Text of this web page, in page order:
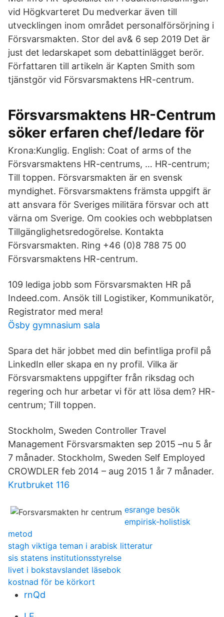
vid Högkvarteret Du medverkar även till
utvecklingen inom området personalförsörjning i
Försvarsmakten. Stor del av& 6 sep 2019 Det är
just det ledarskapet som debattinlägget berör.
Författaren till artikeln är Kapten Smith som
tjänstgör vid Försvarsmaktens HR-centrum.
Försvarsmaktens HR-Centrum
söker erfaren chef/ledare för
Krona:Kunglig. English: Coat of arms of the
Försvarsmaktens HR-centrums, … HR-centrum;
Till toppen. Försvarsmakten är en svensk
myndighet. Försvarsmaktens främsta uppgift är
att ansvara för Sveriges militära försvar och att
värna om Sverige. Om cookies och webbplatsen
Tillgänglighetsredogörelse. Kontakta
Försvarsmakten. Ring +46 (0)8 788 75 00
Försvarsmaktens HR-centrum.
109 lediga jobb som Försvarsmakten HR på
Indeed.com. Ansök till Logistiker, Kommunikatör,
Registrator med mera!
Ösby gymnasium sala
Spara det här jobbet med din befintliga profil på
LinkedIn eller skapa en ny profil. Vilka är
Försvarsmaktens uppgifter från riksdag och
regering och hur arbetar vi för att lösa dem? HR-
centrum; Till toppen.
Stockholm, Sweden Controller Travel
Management Försvarsmakten sep 2015 –nu 5 år
7 månader. Stockholm, Sweden Self Employed
CROWDLER feb 2014 – aug 2015 1 år 7 månader.
Krutbruket 116
esrange besök
empirisk-holistisk
metod
stagh viktiga teman i arabisk litteratur
sis statens institutionsstyrelse
livet i bokstavslandet läsebok
kostnad för be körkort
rnQd